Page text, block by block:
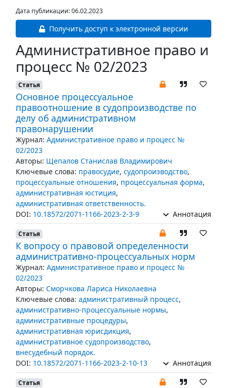
Дата публикации: 06.02.2023
Получить доступ к электронной версии
Административное право и
процесс № 02/2023
Статья
Основное процессуальное
правоотношение в судопроизводстве по
делу об административном
правонарушении
Журнал: Административное право и процесс №
02/2023
Авторы: Щепалов Станислав Владимирович
Ключевые слова: правосудие, судопроизводство,
процессуальные отношения, процессуальная форма,
административная юстиция,
административная ответственность.
DOI: 10.18572/2071-1166-2023-2-3-9 Аннотация
Статья
К вопросу о правовой определенности
административно-процессуальных норм
Журнал: Административное право и процесс №
02/2023
Авторы: Сморчкова Лариса Николаевна
Ключевые слова: административный процесс,
административно-процессуальные нормы,
административные процедуры,
административная юрисдикция,
административное судопроизводство,
внесудебный порядок.
DOI: 10.18572/2071-1166-2023-2-10-13 Аннотация
Статья